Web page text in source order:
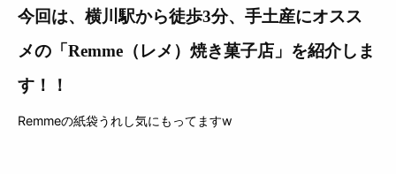
今回は、横川駅から徒歩3分、手土産にオスス
メの「Remme（レメ）焼き菓子店」を紹介しま
す！！
Remmeの紙袋うれし気にもってますw